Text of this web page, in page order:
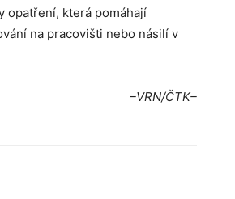
opatření, která pomáhají
na pracovišti nebo násilí v
–VRN/ČTK–